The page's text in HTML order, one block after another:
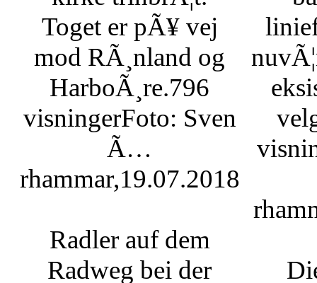
Toget er pÃ¥ vej
mod RÃ¸nland og
HarboÃ¸re.796
visningerFoto: Sven
Ã…
rhammar,19.07.2018
Radler auf dem
Radweg bei der